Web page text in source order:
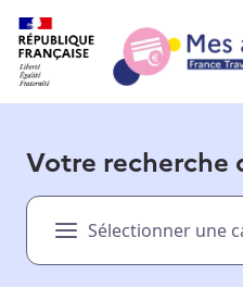
Présentation vidéo
Votre recherche
Sélectionner une